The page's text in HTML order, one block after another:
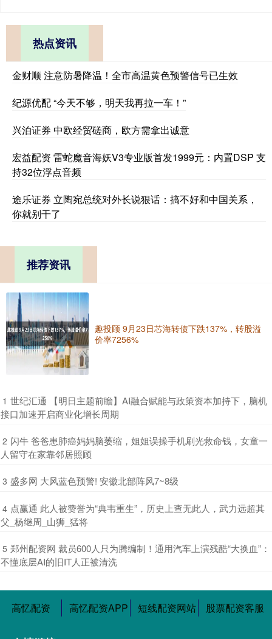
热点资讯
金财顺 注意防暑降温！全市高温黄色预警信号已生效
纪源优配 “今天不够，明天我再拉一车！”
兴泊证券 中欧经贸磋商，欧方需拿出诚意
宏益配资 雷蛇魔音海妖V3专业版首发1999元：内置DSP 支
持32位浮点音频
途乐证券 立陶宛总统对外长说狠话：搞不好和中国关系，
你就别干了
推荐资讯
趣投顾 9月23日芯海转债下跌137%，转股溢
价率7256%
1 ​世纪汇通 【明日主题前瞻】AI融合赋能与政策资本加持下，脑机
接口加速开启商业化增长周期
2 ​闪牛 爸爸患肺癌妈妈脑萎缩，姐姐误操手机刷光救命钱，女童一
人留守在家靠邻居照顾
3 ​盛多网 大风蓝色预警! 安徽北部阵风7~8级
4 ​点赢通 此人被赞誉为“典韦重生”，历史上查无此人，武力远超其
父_杨继周_山狮_猛将
5 ​郑州配资网 裁员600人只为腾编制！通用汽车上演残酷“大换血”：
不懂底层AI的旧IT人正被清洗
高忆配资 高忆配资APP 短线配资网站 股票配资客服